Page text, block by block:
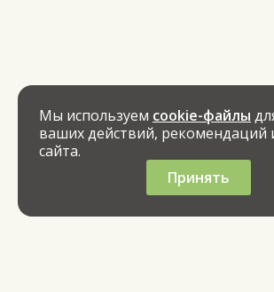
Мы используем cookie-файлы
ваших действий, рекомендаций
сайта.
Принять